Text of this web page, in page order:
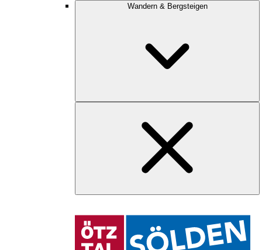
Wandern & Bergsteigen